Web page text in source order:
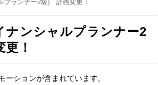
プランナー2級) 計画変更！
ナンシャルプランナー2
！
ションが含まれています。